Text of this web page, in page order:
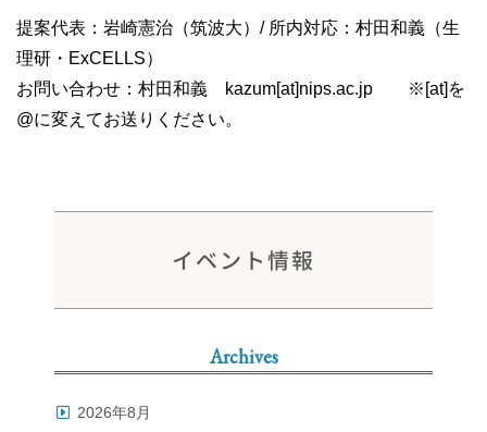
提案代表：岩崎憲治（筑波大）/ 所内対応：村田和義（生
理研・ExCELLS）
お問い合わせ：村田和義 kazum[at]nips.ac.jp ※[at]を
@に変えてお送りください。
イベント情報
Archives
2026年8月